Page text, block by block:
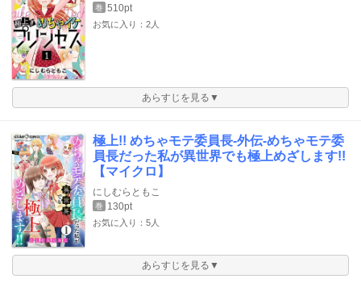
巻 510pt
お気に入り：2人
あらすじを見る▼
極上!! めちゃモテ委員長-外伝-めちゃモテ委
員長だった私が異世界でも極上めざします!!
【マイクロ】
にしむらともこ
巻 130pt
お気に入り：5人
あらすじを見る▼